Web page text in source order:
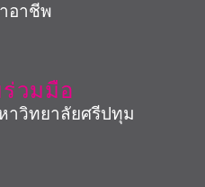
อาชีพ
วมมือ
วิทยาลัยศรีปทุม